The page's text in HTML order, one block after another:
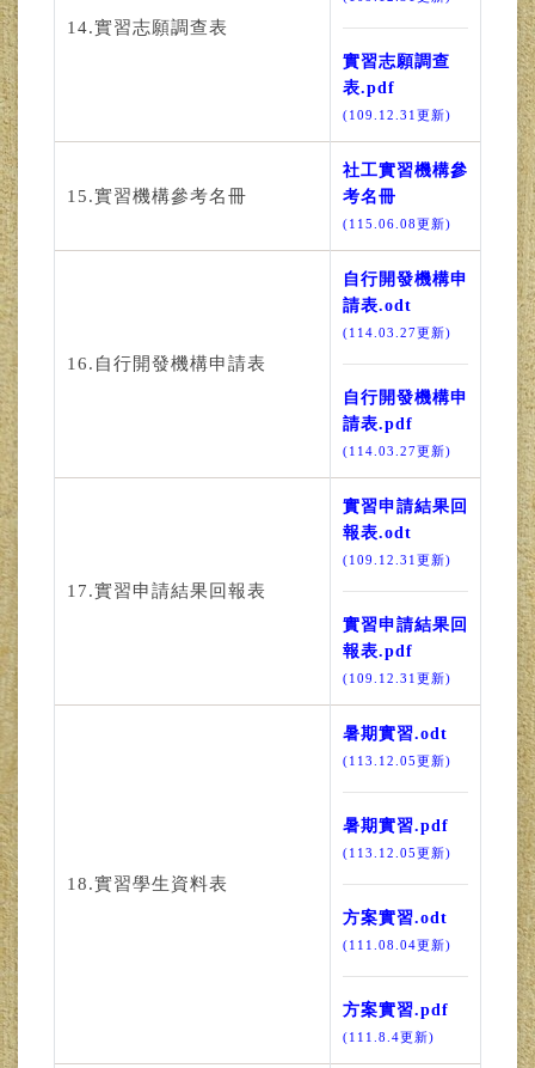
14.實習志願調查表
實習志願調查
表.pdf
(109.12.31更新)
15.實習機構參考名冊
社工實習機構參
考名冊
(115.06.08更新)
16.自行開發機構申請表
自行開發機構申
請表.odt
(114.03.27更新)
自行開發機構申
請表.pdf
(114.03.27更新)
17.實習申請結果回報表
實習申請結果回
報表.odt
(109.12.31更新)
實習申請結果回
報表.pdf
(109.12.31更新)
18.實習學生資料表
暑期實習.odt
(113.12.05更新)
暑期實習.pdf
(113.12.05更新)
方案實習.odt
(111.08.04更新)
方案實習.pdf
(111.8.4更新)